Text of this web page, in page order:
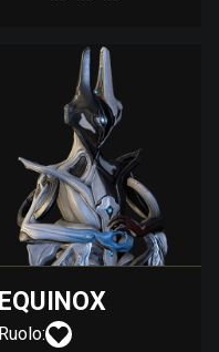
EQUINOX
Ruolo: